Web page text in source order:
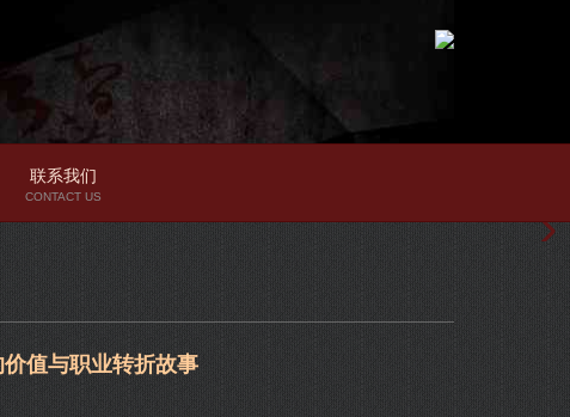
联系我们
CONTACT US
值与职业转折故事